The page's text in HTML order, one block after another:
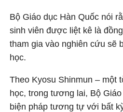
Bộ Giáo dục Hàn Quốc nói
sinh viên được liệt kê là
tham gia vào nghiên cứu sẽ
học.
Theo Kyosu Shinmun – một
học, trong tương lai, Bộ
biện pháp tương tự với bất